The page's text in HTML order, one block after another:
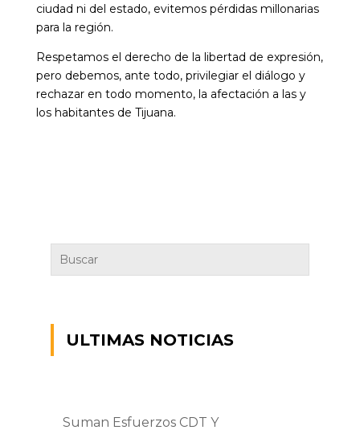
ciudad ni del estado, evitemos pérdidas millonarias
para la región.
Respetamos el derecho de la libertad de expresión,
pero debemos, ante todo, privilegiar el diálogo y
rechazar en todo momento, la afectación a las y
los habitantes de Tijuana.
ULTIMAS NOTICIAS
Suman Esfuerzos CDT Y